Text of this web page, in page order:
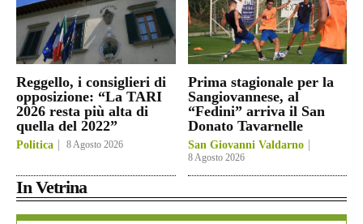
Reggello, i consiglieri di
opposizione: “La TARI
2026 resta più alta di
quella del 2022”
Politica 8 Agosto 2026
Prima stagionale per la
Sangiovannese, al
“Fedini” arriva il San
Donato Tavarnelle
San Giovanni Valdarno
8 Agosto 2026
In Vetrina